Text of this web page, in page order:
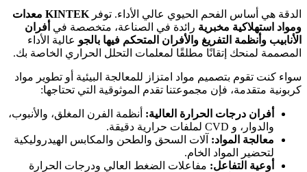
الدقة هي أساس الفحم الحيوي عالي الأداء. توفر KINTEK معدات
ومواد استهلاكية مخبرية رائدة في الصناعة، متخصصة في أفران
الأنابيب وأنظمة التفريغ والأفران المتحكم فيها بالجو عالية الأداء
المصممة لمنحك إتقانًا مطلقًا لمعلمات التحلل الحراري الخاصة بك.
سواء كنت تقوم بتصميم مواد امتزاز للمعالجة البيئية أو تطوير مواد
كربونية متقدمة، فإن مجموعتنا تقدم الموثوقية التي تحتاجها:
أفران درجات الحرارة العالية: أنظمة الفرن المغلق، والأنبوب،
والدوار، و CVD لملفات حرارية دقيقة.
معالجة المواد: آلات السحق والطحن والمكابس الهيدروليكية
لتحضير المواد الخام.
أوعية التفاعل: مفاعلات الضغط العالي ودرجات الحرارة